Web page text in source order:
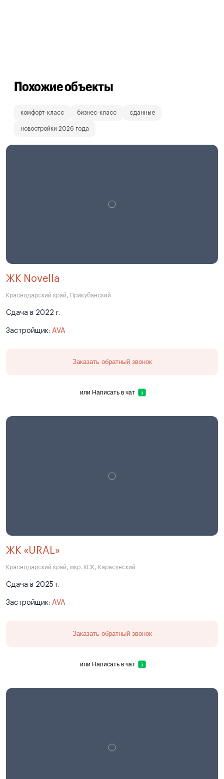
Похожие объекты
комфорт-класс бизнес-класс сданные
новостройки 2026 года
ЖК Novella
Краснодарский край, Прикубанский
Сдача в 2022 г.
Застройщик: AVA
Заказать обратный звонок
или Написать в чат
ЖК «URAL»
Краснодарский край, мкр. КСК, Карасунский
Сдача в 2025 г.
Застройщик: AVA
Заказать обратный звонок
или Написать в чат